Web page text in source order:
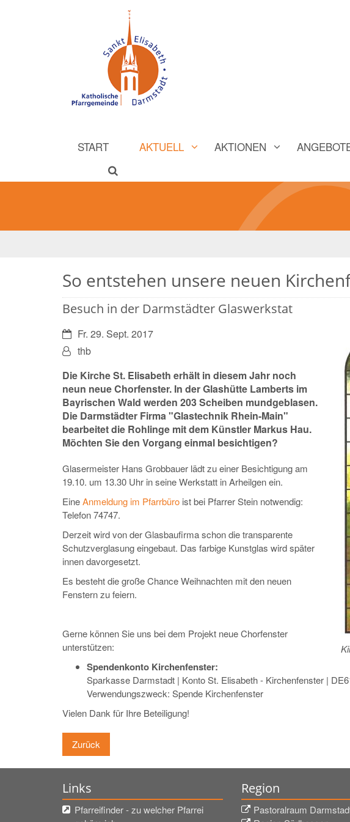
START AKTUELL AKTIONEN
So entstehen unsere neuen
Besuch in der Darmstädter Glaswerkstat
Datum:Fr. 29. Sept. 2017
Von:thb
Die Kirche St. Elisabeth erhält in diesem Jahr noch
neun neue Chorfenster. In der Glashütte Lamberts im
Bayrischen Wald werden 203 Scheiben mundgeblasen.
Die Darmstädter Firma "Glastechnik Rhein-Main"
bearbeitet die Rohlinge mit dem Künstler Markus Hau.
Möchten Sie den Vorgang einmal besichtigen?
Glasermeister Hans Grobbauer lädt zu einer Besichtigung am
19.10. um 13.30 Uhr in seine Werkstatt in Arheilgen ein.
EineAnmeldung im Pfarrbüro ist bei Pfarrer Stein notwendig:
Telefon 74747.
Derzeit wird von der Glasbaufirma schon die transparente
Schutzverglasung eingebaut. Das farbige Kunstglas wird später
innen davorgesetzt.
Es besteht die große Chance Weihnachten mit den neuen
Fenstern zu feiern.
Gerne können Sie uns bei dem Projekt neue Chorfenster
unterstützen:
Spendenkonto Kirchenfenster:
Sparkasse Darmstadt | Konto St. Elisabeth - Kirchenfenster |
Verwendungszweck: Spende Kirchenfenster
Vielen Dank für Ihre Beteiligung!
Zurück
Links
Pfarreifinder - zu welcher Pfarrei
Region
Pastoralraum